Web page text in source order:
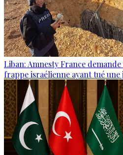
Liban: Amnesty France
frappe israélienne ayant tué